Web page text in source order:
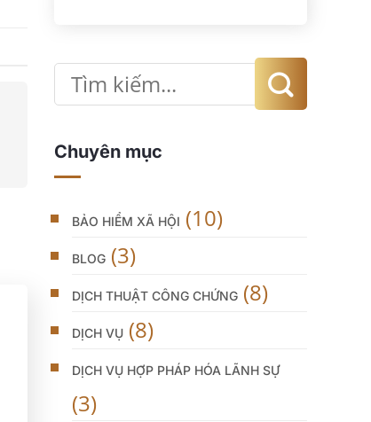
Chuyên mục
BẢO HIỂM XÃ HỘI (10)
BLOG (3)
DỊCH THUẬT CÔNG CHỨNG (8)
DỊCH VỤ (8)
DỊCH VỤ HỢP PHÁP HÓA LÃNH SỰ
(3)